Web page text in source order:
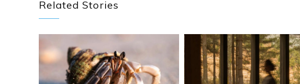
Related Stories